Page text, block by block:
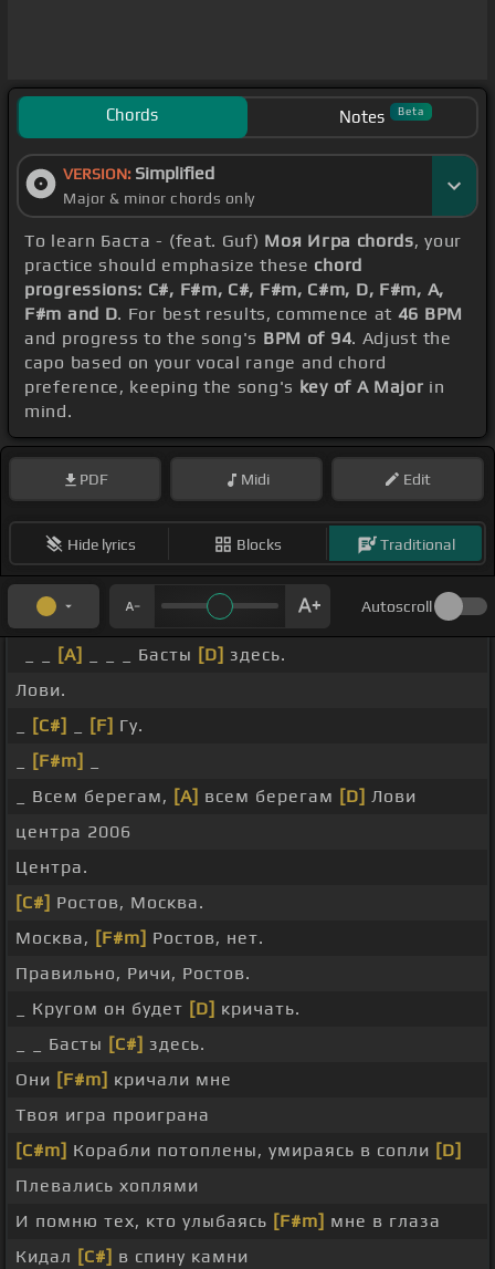
Chords Notes Beta
VERSION: Simplified
Major & minor chords only
To learn Баста - (feat. Guf) Моя Игра chords, your
practice should emphasize these chord
progressions: C#, F#m, C#, F#m, C#m, D, F#m, A,
F#m and D. For best results, commence at 46 BPM
and progress to the song's BPM of 94. Adjust the
capo based on your vocal range and chord
preference, keeping the song's key of A Major in
mind.
PDF Midi Edit
Hide lyrics Blocks Traditional
Autoscroll
[A] _ _ _ Басты [D] здесь.
Лови.
[C#] [F] Гу.
[F#m]
_ Всем берегам, [A] всем берегам [D] Лови
центра 2006
Центра.
[C#] Ростов, Москва.
Москва, [F#m] Ростов, нет.
Правильно, Ричи, Ростов.
_ Кругом он будет [D] кричать.
_ _ Басты [C#] здесь.
Они [F#m] кричали мне
Твоя игра проиграна
[C#m] Корабли потоплены, умираясь в сопли [D]
Плевались хоплями
И помню тех, кто улыбаясь [F#m] мне в глаза
Кидал [C#] в спину камни